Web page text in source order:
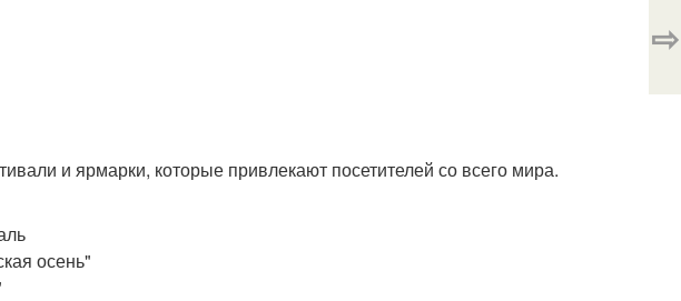
и ярмарки, которые привлекают посетителей со всего мира.
осень"
⇨